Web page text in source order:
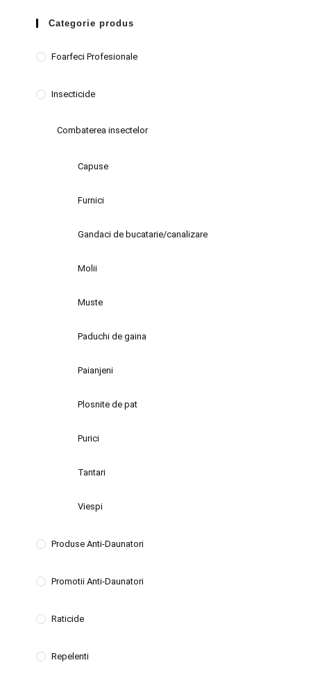
Categorie produs
Foarfeci Profesionale
Insecticide
Combaterea insectelor
Capuse
Furnici
Gandaci de bucatarie/canalizare
Molii
Muste
Paduchi de gaina
Paianjeni
Plosnite de pat
Purici
Tantari
Viespi
Produse Anti-Daunatori
Promotii Anti-Daunatori
Raticide
Repelenti